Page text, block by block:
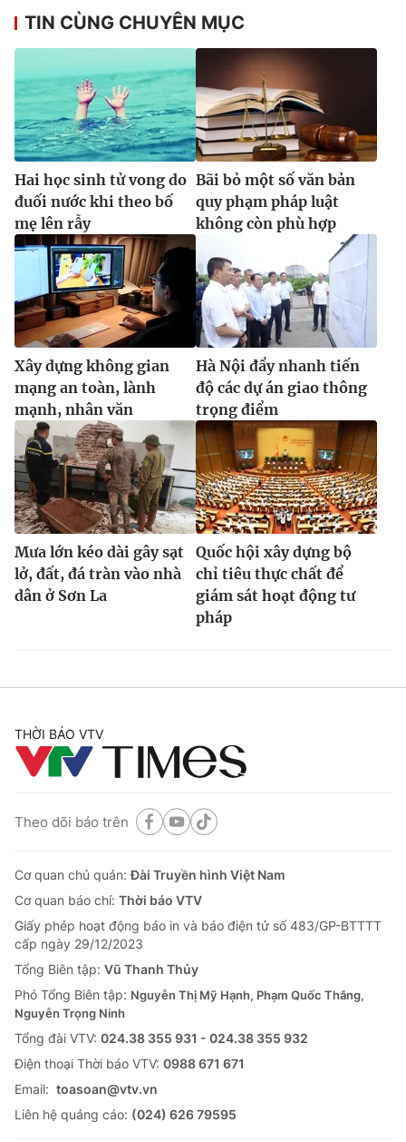
TIN CÙNG CHUYÊN MỤC
Hai học sinh tử vong do
đuối nước khi theo bố
mẹ lên rẫy
Bãi bỏ một số văn bản
quy phạm pháp luật
không còn phù hợp
Xây dựng không gian
mạng an toàn, lành
mạnh, nhân văn
Hà Nội đẩy nhanh tiến
độ các dự án giao thông
trọng điểm
Mưa lớn kéo dài gây sạt
lở, đất, đá tràn vào nhà
dân ở Sơn La
Quốc hội xây dựng bộ
chỉ tiêu thực chất để
giám sát hoạt động tư
pháp
THỜI BÁO VTV
Theo dõi báo trên
Cơ quan chủ quản:Đài Truyền hình Việt Nam
Cơ quan báo chí: Thời báo VTV
Giấy phép hoạt động báo in và báo điện tử số 483/GP-BTTTT
cấp ngày 29/12/2023
Tổng Biên tập: Vũ Thanh Thủy
Phó Tổng Biên tập: Nguyễn Thị Mỹ Hạnh, Phạm Quốc Thắng,
Nguyễn Trọng Ninh
Tổng đài VTV: 024.38 355 931 - 024.38 355 932
Ðiện thoại Thời báo VTV: 0988 671 671
Email: toasoan@vtv.vn
Liên hệ quảng cáo: (024) 626 79595